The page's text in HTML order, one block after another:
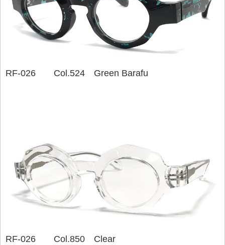
RF-026 Col.524 Green Barafu
RF-026 Col.850 Clear